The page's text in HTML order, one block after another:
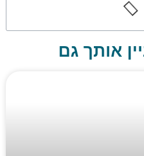
אותך גם